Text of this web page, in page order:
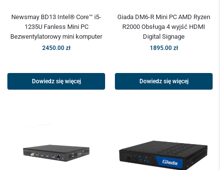
Newsmay BD13 Intel® Core™ i5-
1235U Fanless Mini PC
Bezwentylatorowy mini komputer
2450.00 zł
Dowiedz się więcej
Giada DM6-R Mini PC AMD Ryzen
R2000 Obsługa 4 wyjść HDMI
Digital Signage
1895.00 zł
Dowiedz się więcej